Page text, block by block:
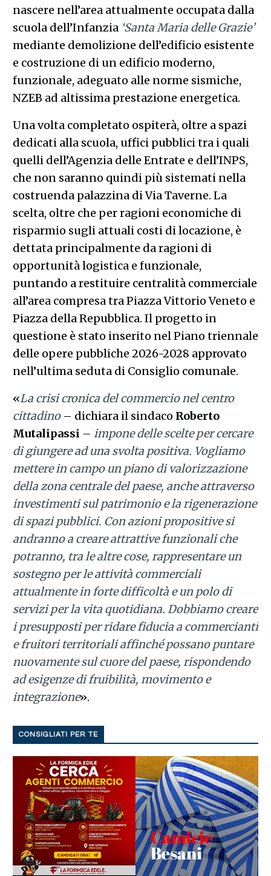
nascere nell’area attualmente occupata dalla
scuola dell’Infanzia ‘Santa Maria delle Grazie’
mediante demolizione dell’edificio esistente
e costruzione di un edificio moderno,
funzionale, adeguato alle norme sismiche,
NZEB ad altissima prestazione energetica.
Una volta completato ospiterà, oltre a spazi
dedicati alla scuola, uffici pubblici tra i quali
quelli dell’Agenzia delle Entrate e dell’INPS,
che non saranno quindi più sistemati nella
costruenda palazzina di Via Taverne. La
scelta, oltre che per ragioni economiche di
risparmio sugli attuali costi di locazione, è
dettata principalmente da ragioni di
opportunità logistica e funzionale,
puntando a restituire centralità commerciale
all’area compresa tra Piazza Vittorio Veneto e
Piazza della Repubblica. Il progetto in
questione è stato inserito nel Piano triennale
delle opere pubbliche 2026-2028 approvato
nell’ultima seduta di Consiglio comunale.
«La crisi cronica del commercio nel centro
cittadino– dichiara il sindaco Roberto
Mutalipassi – impone delle scelte per cercare
di giungere ad una svolta positiva. Vogliamo
mettere in campo un piano di valorizzazione
della zona centrale del paese, anche attraverso
investimenti sul patrimonio e la rigenerazione
di spazi pubblici. Con azioni propositive si
andranno a creare attrattive funzionali che
potranno, tra le altre cose, rappresentare un
sostegno per le attività commerciali
attualmente in forte difficoltà e un polo di
servizi per la vita quotidiana. Dobbiamo creare
i presupposti per ridare fiducia a commercianti
e fruitori territoriali affinché possano puntare
nuovamente sul cuore del paese, rispondendo
ad esigenze di fruibilità, movimento e
integrazione».
CONSIGLIATI PER TE